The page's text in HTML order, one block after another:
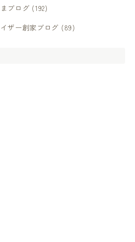
ブログ (192)
ザー創家ブログ (89)